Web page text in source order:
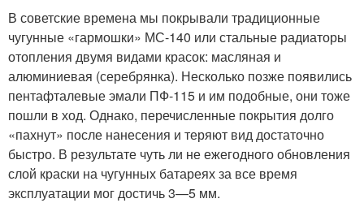
В советские времена мы покрывали традиционные
чугунные «гармошки» МС-140 или стальные радиаторы
отопления двумя видами красок: масляная и
алюминиевая (серебрянка). Несколько позже появились
пентафталевые эмали ПФ-115 и им подобные, они тоже
пошли в ход. Однако, перечисленные покрытия долго
«пахнут» после нанесения и теряют вид достаточно
быстро. В результате чуть ли не ежегодного обновления
слой краски на чугунных батареях за все время
эксплуатации мог достичь 3—5 мм.